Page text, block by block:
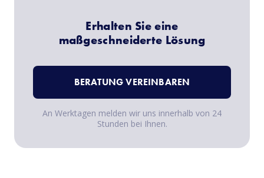
Erhalten Sie eine
maßgeschneiderte Lösung
An Werktagen melden wir uns innerhalb von 24
Stunden bei Ihnen.
BERATUNG VEREINBAREN